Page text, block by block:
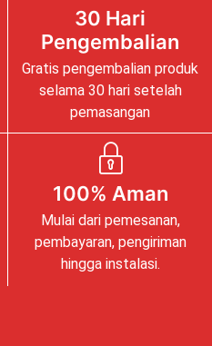
30 Hari
Pengembalian
Gratis pengembalian produk
selama 30 hari setelah
pemasangan
100% Aman
Mulai dari pemesanan,
pembayaran, pengiriman
hingga instalasi.